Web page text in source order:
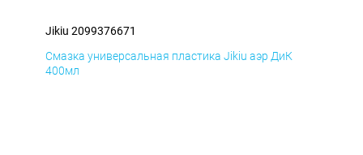
Jikiu 2099376671
Смазка универсальная пластика Jikiu аэр ДиК
400мл